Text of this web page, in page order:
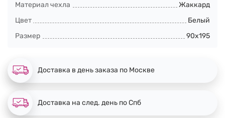
Материал чехла
Жаккард
Цвет
Белый
Размер
90x195
Доставка в день заказа по Москве
Доставка на след. день по Спб